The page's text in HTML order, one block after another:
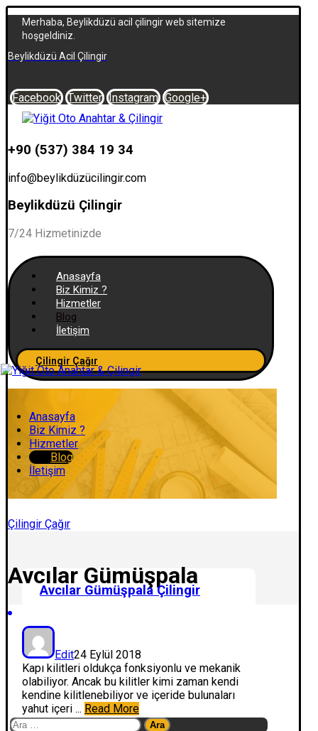
Merhaba, Beylikdüzü acil çilingir web sitemize
hoşgeldiniz.
Beylikdüzü Acil Çilingir
Facebook Twitter Instagram Google+
+90 (537) 384 19 34
info@beylikdüzücilingir.com
Beylikdüzü Çilingir
7/24 Hizmetinizde
Anasayfa
Biz Kimiz ?
Hizmetler
Blog
İletişim
Çilingir Çağır
Anasayfa
Biz Kimiz ?
Hizmetler
Blog
İletişim
Çilingir Çağır
Avcılar Gümüşpala
Avcılar Gümüşpala Çilingir
Edit24 Eylül 2018
Kapı kilitleri oldukça fonksiyonlu ve mekanik
olabiliyor. Ancak bu kilitler kimi zaman kendi
kendine kilitlenebiliyor ve içeride bulunaları
yahut içeri ... Read More
Arama: